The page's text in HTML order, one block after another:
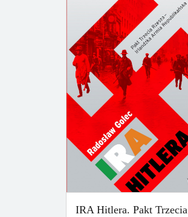
IRA Hitlera. Pakt Trzecia